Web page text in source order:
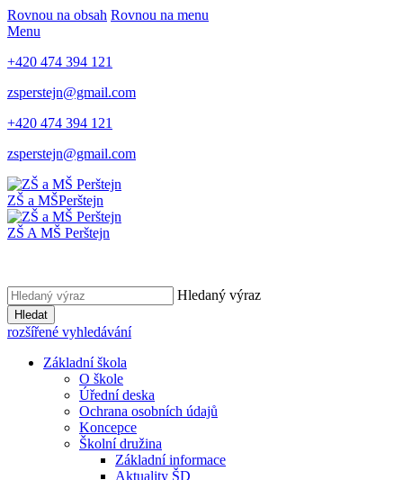
Rovnou na obsah Rovnou na menu
Menu
+420 474 394 121
zsperstejn@gmail.com
+420 474 394 121
zsperstejn@gmail.com
ZŠ a MŠPerštejn
ZŠ A MŠ Perštejn
Hledaný výraz
Hledat
rozšířené vyhledávání
Základní škola
O škole
Úřední deska
Ochrana osobních údajů
Koncepce
Školní družina
Základní informace
Aktuality ŠD